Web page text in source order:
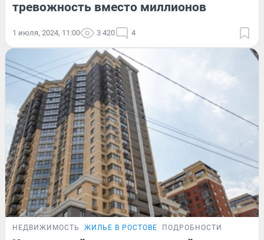
тревожность вместо миллионов
1 июля, 2024, 11:00 3 420 4
НЕДВИЖИМОСТЬ ЖИЛЬЕ В РОСТОВЕ ПОДРОБНОСТИ